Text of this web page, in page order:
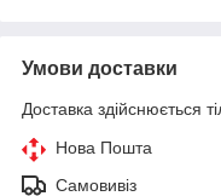
Умови доставки
Доставка здійснюється
Нова Пошта
Самовивіз